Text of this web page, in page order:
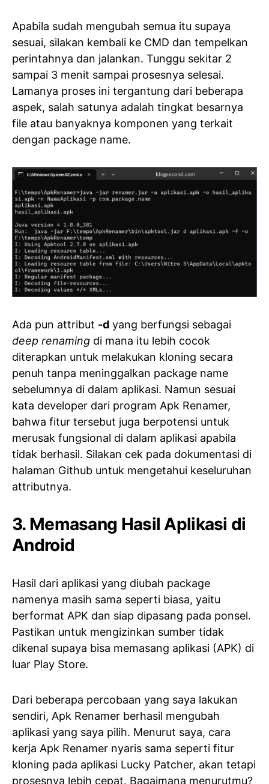
Apabila sudah mengubah semua itu supaya
sesuai, silakan kembali ke CMD dan tempelkan
perintahnya dan jalankan. Tunggu sekitar 2
sampai 3 menit sampai prosesnya selesai.
Lamanya proses ini tergantung dari beberapa
aspek, salah satunya adalah tingkat besarnya
file atau banyaknya komponen yang terkait
dengan package name.
Ada pun attribut -d yang berfungsi sebagai
deep renaming di mana itu lebih cocok
diterapkan untuk melakukan kloning secara
penuh tanpa meninggalkan package name
sebelumnya di dalam aplikasi. Namun sesuai
kata developer dari program Apk Renamer,
bahwa fitur tersebut juga berpotensi untuk
merusak fungsional di dalam aplikasi apabila
tidak berhasil. Silakan cek pada dokumentasi di
halaman Github untuk mengetahui keseluruhan
attributnya.
3. Memasang Hasil Aplikasi di
Android
Hasil dari aplikasi yang diubah package
namenya masih sama seperti biasa, yaitu
berformat APK dan siap dipasang pada ponsel.
Pastikan untuk mengizinkan sumber tidak
dikenal supaya bisa memasang aplikasi (APK) di
luar Play Store.
Dari beberapa percobaan yang saya lakukan
sendiri, Apk Renamer berhasil mengubah
aplikasi yang saya pilih. Menurut saya, cara
kerja Apk Renamer nyaris sama seperti fitur
kloning pada aplikasi Lucky Patcher, akan tetapi
prosesnya lebih cepat. Bagaimana menurutmu?